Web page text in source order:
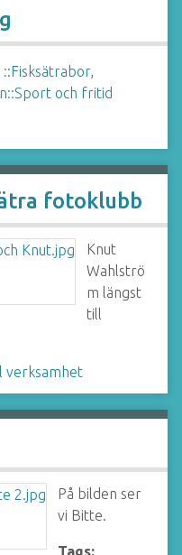
::Fisksätrabor,
och fritid
fotoklubb
Knut
Wahlströ
m längst
till
verksamhet
På bilden ser
vi Bitte.
Tags: